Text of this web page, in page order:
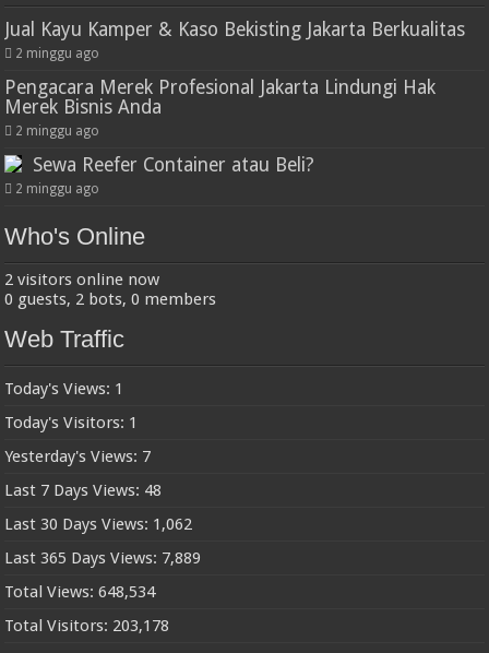
Jual Kayu Kamper & Kaso Bekisting Jakarta Berkualitas
2 minggu ago
Pengacara Merek Profesional Jakarta Lindungi Hak
Merek Bisnis Anda
2 minggu ago
Sewa Reefer Container atau Beli?
2 minggu ago
Who's Online
2 visitors online now
0 guests, 2 bots, 0 members
Web Traffic
Today's Views: 1
Today's Visitors: 1
Yesterday's Views: 7
Last 7 Days Views: 48
Last 30 Days Views: 1,062
Last 365 Days Views: 7,889
Total Views:648,534
Total Visitors: 203,178